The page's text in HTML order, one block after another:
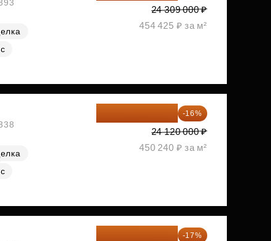
24 309 000 ₽
454 425 ₽ за м²
-16%
24 120 000 ₽
450 240 ₽ за м²
-17%